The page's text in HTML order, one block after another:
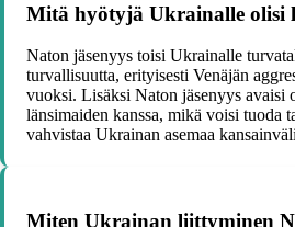
Mitä hyötyjä Ukrainalle olisi
Naton jäsenyys toisi Ukrainalle
turvallisuutta, erityisesti Venäjän
vuoksi. Lisäksi Naton jäsenyys avaisi
länsimaiden kanssa, mikä voisi tuoda
vahvistaa Ukrainan asemaa
Miten Ukrainan liittyminen